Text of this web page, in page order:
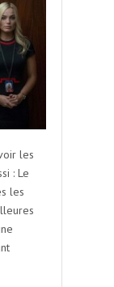
les
: Le
les